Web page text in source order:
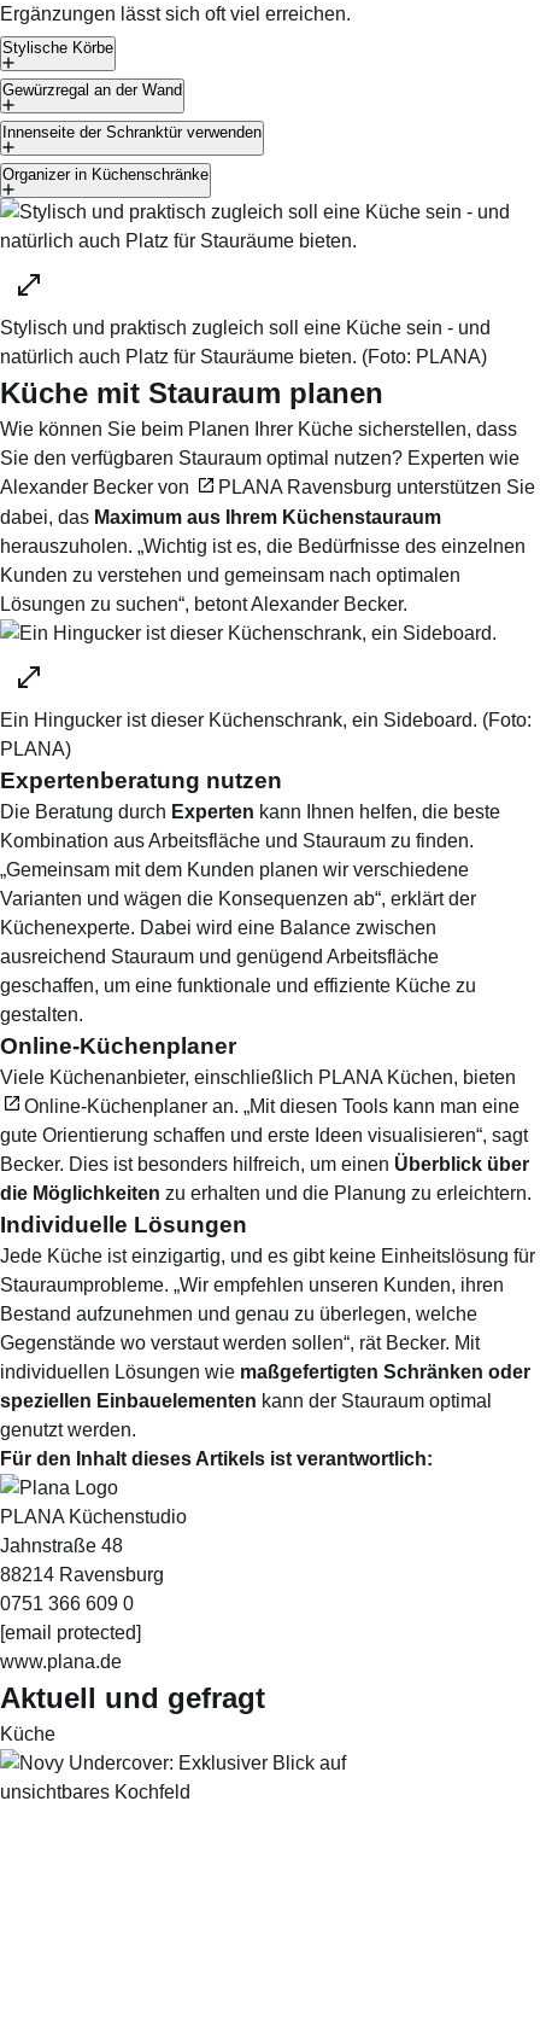
Ergänzungen lässt sich oft viel erreichen.
Stylische Körbe
Gewürzregal an der Wand
Innenseite der Schranktür verwenden
Organizer in Küchenschränke
Stylisch und praktisch zugleich soll eine Küche sein - und
natürlich auch Platz für Stauräume bieten. (Foto: PLANA)
Küche mit Stauraum planen
Wie können Sie beim Planen Ihrer Küche sicherstellen, dass
Sie den verfügbaren Stauraum optimal nutzen? Experten wie
Alexander Becker von
PLANA Ravensburg unterstützen Sie
dabei, das Maximum aus Ihrem Küchenstauraum
herauszuholen. „Wichtig ist es, die Bedürfnisse des einzelnen
Kunden zu verstehen und gemeinsam nach optimalen
Lösungen zu suchen“, betont Alexander Becker.
Ein Hingucker ist dieser Küchenschrank, ein Sideboard. (Foto:
PLANA)
Expertenberatung nutzen
Die Beratung durch Experten kann Ihnen helfen, die beste
Kombination aus Arbeitsfläche und Stauraum zu finden.
„Gemeinsam mit dem Kunden planen wir verschiedene
Varianten und wägen die Konsequenzen ab“, erklärt der
Küchenexperte. Dabei wird eine Balance zwischen
ausreichend Stauraum und genügend Arbeitsfläche
geschaffen, um eine funktionale und effiziente Küche zu
gestalten.
Online-Küchenplaner
Viele Küchenanbieter, einschließlich PLANA Küchen, bieten
Online-Küchenplaner an. „Mit diesen Tools kann man eine
gute Orientierung schaffen und erste Ideen visualisieren“, sagt
Becker. Dies ist besonders hilfreich, um einen Überblick über
die Möglichkeiten zu erhalten und die Planung zu erleichtern.
Individuelle Lösungen
Jede Küche ist einzigartig, und es gibt keine Einheitslösung für
Stauraumprobleme. „Wir empfehlen unseren Kunden, ihren
Bestand aufzunehmen und genau zu überlegen, welche
Gegenstände wo verstaut werden sollen“, rät Becker. Mit
individuellen Lösungen wie maßgefertigten Schränken oder
speziellen Einbauelementen kann der Stauraum optimal
genutzt werden.
Für den Inhalt dieses Artikels ist verantwortlich:
PLANA Küchenstudio
Jahnstraße 48
88214 Ravensburg
0751 366 609 0
[email protected]
www.plana.de
Aktuell und gefragt
Küche